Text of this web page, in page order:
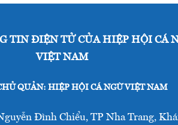
TIN ĐIỆN TỬ CỦA HIỆP HỘI CÁ
VIỆT NAM
QUẢN: HIỆP HỘI CÁ NGỪ VIỆT NAM
Đình Chiểu, TP Nha Trang,